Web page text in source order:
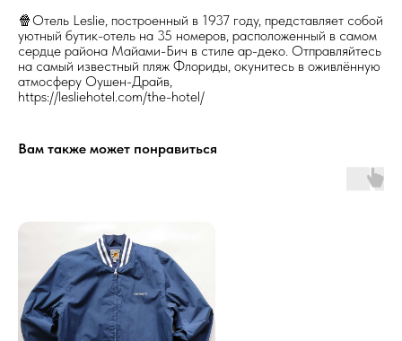
🍿Отель Leslie, построенный в 1937 году, представляет собой
уютный бутик-отель на 35 номеров, расположенный в самом
сердце района Майами-Бич в стиле ар-деко. Отправляйтесь
на самый известный пляж Флориды, окунитесь в оживлённую
атмосферу Оушен-Драйв,
https://lesliehotel.com/the-hotel/
Вам также может понравиться